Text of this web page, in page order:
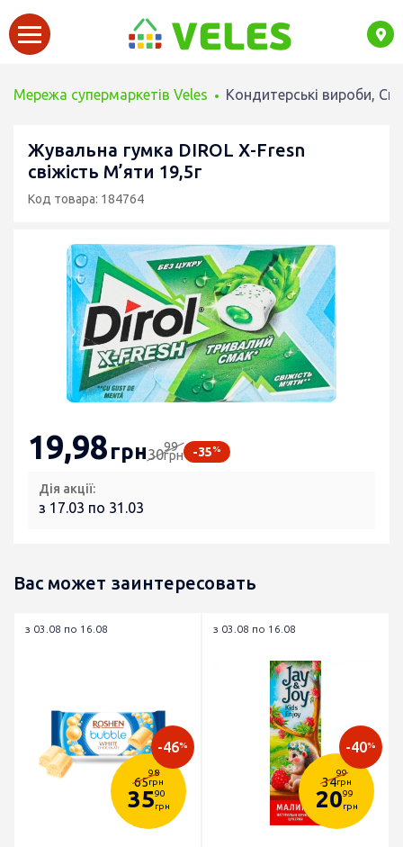
Мережа супермаркетів Veles Кондитерські вироби,
Жувальна гумка DIROL X-Fresn
свіжість М’яти 19,5г
Код товара: 184764
19,98грн3099
грн -35%
Дія акції:
з 17.03 по 31.03
Вас может заинтересовать
з 03.08 по 16.08
65
98
грн
3590
грн
-46%
з 03.08 по 16.08
34
99
грн
2099
грн
-40%